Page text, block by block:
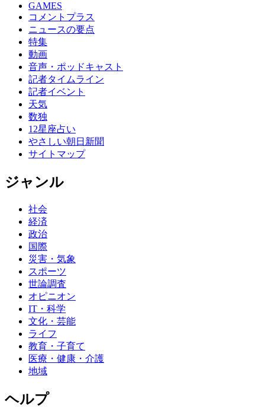
GAMES
コメントプラス
ニュースの要点
特集
動画
音声・ポッドキャスト
記者タイムライン
記者イベント
天気
数独
12星座占い
やさしい朝日新聞
サイトマップ
ジャンル
社会
経済
政治
国際
災害・気象
スポーツ
世論調査
オピニオン
IT・科学
文化・芸能
ライフ
教育・子育て
医療・健康・介護
地域
ヘルプ